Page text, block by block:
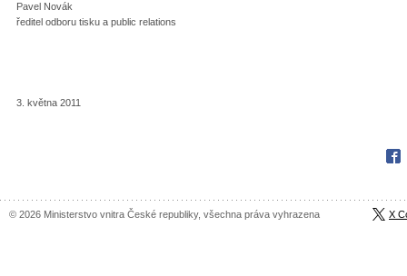
Pavel Novák
ředitel odboru tisku a public relations
3. května 2011
© 2026 Ministerstvo vnitra České republiky, všechna práva vyhrazena X